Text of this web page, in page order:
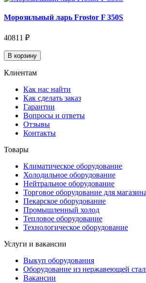
Морозильный ларь Frostor F 350S
40811 ₽
В корзину
Клиентам
Как нас найти
Как сделать заказ
Гарантии
Вопросы и ответы
Отзывы
Контакты
Товары
Климатическое оборудование
Холодильное оборудование
Нейтральное оборудование
Торговое оборудование для
Пекарское оборудование
Промышленный холод
Тепловое оборудование
Технологическое оборудование
Услуги и вакансии
Выкуп оборудования
Оборудование из нержавеющей
Вакансии